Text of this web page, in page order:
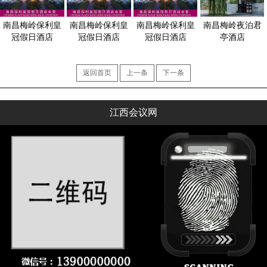
南昌梅岭保利皇
冠假日酒店
南昌梅岭保利皇
冠假日酒店
南昌梅岭保利皇
冠假日酒店
南昌梅岭夜泊君
亭酒店
返回首页 上一条 下一条
江西会议网